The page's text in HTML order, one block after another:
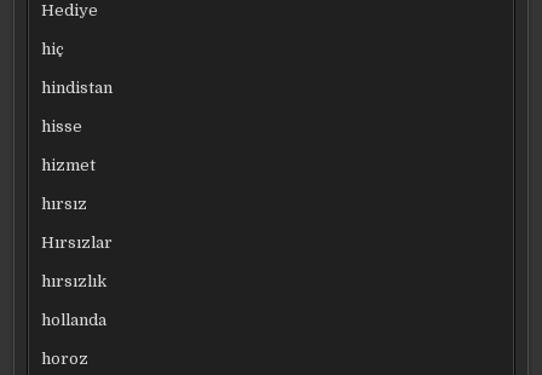
Hediye
hiç
hindistan
hisse
hizmet
hırsız
Hırsızlar
hırsızlık
hollanda
horoz